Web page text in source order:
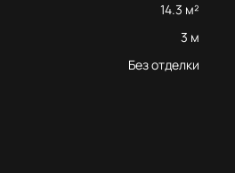
14.3 м²
3 м
Без отделки